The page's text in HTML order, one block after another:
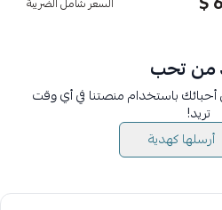
من تحب
أحبائك باستخدام منصتنا في أي وقت
تريد!
أرسلها كهدية